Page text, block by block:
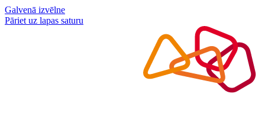
Galvenā izvēlne
Pāriet uz lapas saturu